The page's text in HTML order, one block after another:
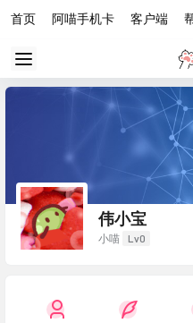
首页 阿喵手机卡 客户端
伟小宝
小喵 Lv0